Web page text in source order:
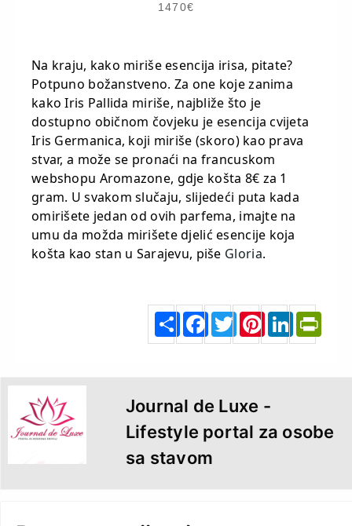
1470€
Na kraju, kako miriše esencija irisa, pitate?
Potpuno božanstveno. Za one koje zanima
kako Iris Pallida miriše, najbliže što je
dostupno običnom čovjeku je esencija cvijeta
Iris Germanica, koji miriše (skoro) kao prava
stvar, a može se pronaći na francuskom
webshopu Aromazone, gdje košta 8€ za 1
gram. U svakom slučaju, slijedeći puta kada
omirišete jedan od ovih parfema, imajte na
umu da možda mirišete djelić esencije koja
košta kao stan u Sarajevu, piše Gloria.
S
ha
e
F
a
b
o
o
k
T
w
e
r
P
re
s
t
L
d
I
n
Journal de Luxe -
Lifestyle portal za osobe
sa stavom